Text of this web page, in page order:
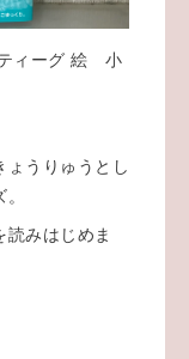
ィーグ 絵 小
ょうりゅうとし
読みはじめま